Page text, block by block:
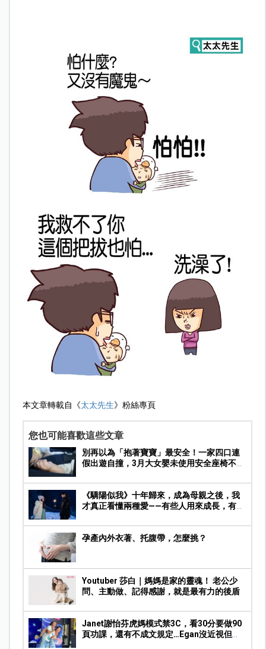
本文章轉載自《太太先生》粉絲專頁
您也可能喜歡這些文章
別再以為「抱著寶寶」最安全！一家四口連
假出遊自撞，3月大女嬰未使用安全座椅不幸
《驕陽似我》十年歸來，成為母親之後，我
才真正看懂兩種愛——有些人用來成長，有些
孕產內外衣著、托腹帶，怎麼挑？
Youtuber 莎白｜媽媽是家的靈魂！ 老公少
問、主動做、記得感謝，就是最有力的後盾
Janet謝怡芬虎媽模式禁3C，看30分要做90
頁功課，還有不成文規定…Egan沒近視但求